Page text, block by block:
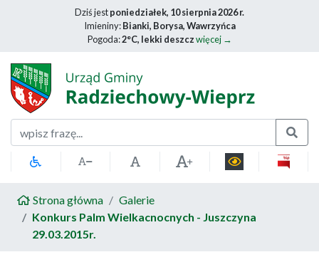
Dziś jestponiedziałek, 10 sierpnia 2026 r.
Imieniny:Bianki, Borysa, Wawrzyńca
Pogoda:2°C, lekki deszczwięcej →
Szukaj
Strona główna
Galerie
Konkurs Palm Wielkacnocnych - Juszczyna
29.03.2015r.